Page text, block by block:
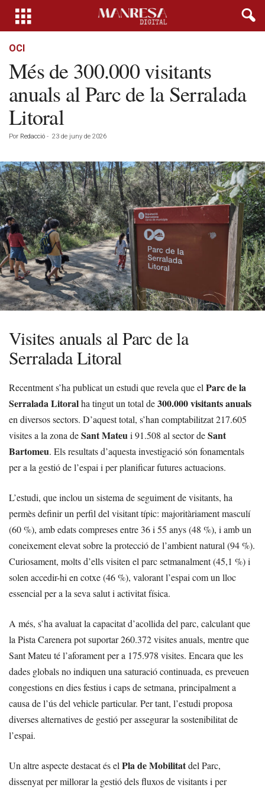
OCI
Més de 300.000 visitants
anuals al Parc de la Serralada
Litoral
Por Redacció - 23 de juny de 2026
Visites anuals al Parc de la
Serralada Litoral
Recentment s’ha publicat un estudi que revela que el Parc de la
Serralada Litoralha tingut un total de300.000 visitants anuals
en diversos sectors. D’aquest total, s’han comptabilitzat 217.605
visites a la zona deSant Mateui 91.508 al sector deSant
Bartomeu. Els resultats d’aquesta investigació són fonamentals
per a la gestió de l’espai i per planificar futures actuacions.
L’estudi, que inclou un sistema de seguiment de visitants, ha
permès definir un perfil del visitant típic: majoritàriament masculí
(60 %), amb edats compreses entre 36 i 55 anys (48 %), i amb un
coneixement elevat sobre la protecció de l’ambient natural (94 %).
Curiosament, molts d’ells visiten el parc setmanalment (45,1 %) i
solen accedir-hi en cotxe (46 %), valorant l’espai com un lloc
essencial per a la seva salut i activitat física.
A més, s’ha avaluat la capacitat d’acollida del parc, calculant que
la Pista Carenera pot suportar 260.372 visites anuals, mentre que
Sant Mateu té l’aforament per a 175.978 visites. Encara que les
dades globals no indiquen una saturació continuada, es preveuen
congestions en dies festius i caps de setmana, principalment a
causa de l’ús del vehicle particular. Per tant, l’estudi proposa
diverses alternatives de gestió per assegurar la sostenibilitat de
l’espai.
Un altre aspecte destacat és el Pla de Mobilitatdel Parc,
dissenyat per millorar la gestió dels fluxos de visitants i per